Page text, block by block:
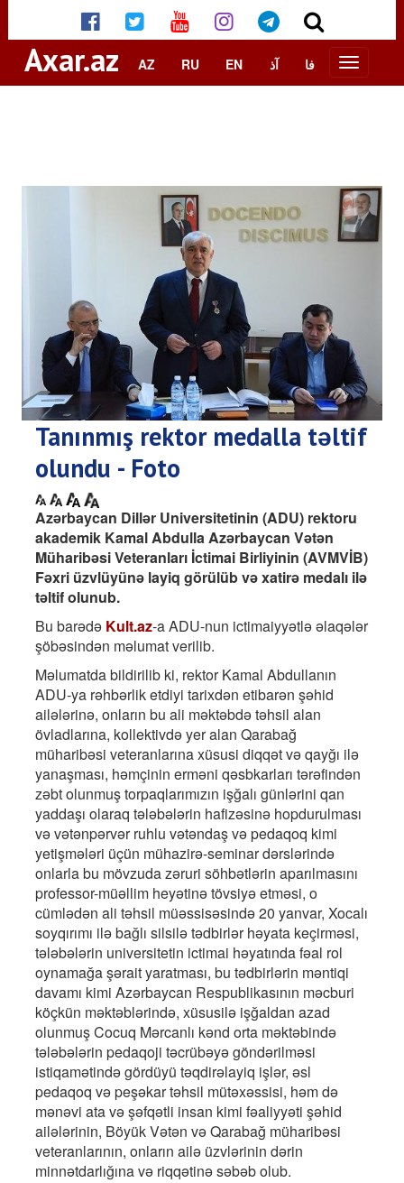
Axar.az AZ RU EN آذ فا
Tanınmış rektor medalla təltif
olundu - Foto
Azərbaycan Dillər Universitetinin (ADU) rektoru
akademik Kamal Abdulla Azərbaycan Vətən
Müharibəsi Veteranları İctimai Birliyinin (AVMVİB)
Fəxri üzvlüyünə layiq görülüb və xatirə medalı ilə
təltif olunub.
Bu barədə Kult.az-a ADU-nun ictimaiyyətlə əlaqələr
şöbəsindən məlumat verilib.
Məlumatda bildirilib ki, rektor Kamal Abdullanın
ADU-ya rəhbərlik etdiyi tarixdən etibarən şəhid
ailələrinə, onların bu ali məktəbdə təhsil alan
övladlarına, kollektivdə yer alan Qarabağ
müharibəsi veteranlarına xüsusi diqqət və qayğı ilə
yanaşması, həmçinin erməni qəsbkarları tərəfindən
zəbt olunmuş torpaqlarımızın işğalı günlərini qan
yaddaşı olaraq tələbələrin hafizəsinə hopdurulması
və vətənpərvər ruhlu vətəndaş və pedaqoq kimi
yetişmələri üçün mühazirə-seminar dərslərində
onlarla bu mövzuda zəruri söhbətlərin aparılmasını
professor-müəllim heyətinə tövsiyə etməsi, o
cümlədən ali təhsil müəssisəsində 20 yanvar, Xocalı
soyqırımı ilə bağlı silsilə tədbirlər həyata keçirməsi,
tələbələrin universitetin ictimai həyatında fəal rol
oynamağa şərait yaratması, bu tədbirlərin məntiqi
davamı kimi Azərbaycan Respublikasının məcburi
köçkün məktəblərində, xüsusilə işğaldan azad
olunmuş Cocuq Mərcanlı kənd orta məktəbində
tələbələrin pedaqoji təcrübəyə göndərilməsi
istiqamətində gördüyü təqdirəlayiq işlər, əsl
pedaqoq və peşəkar təhsil mütəxəssisi, həm də
mənəvi ata və şəfqətli insan kimi fəaliyyəti şəhid
ailələrinin, Böyük Vətən və Qarabağ müharibəsi
veteranlarının, onların ailə üzvlərinin dərin
minnətdarlığına və riqqətinə səbəb olub.